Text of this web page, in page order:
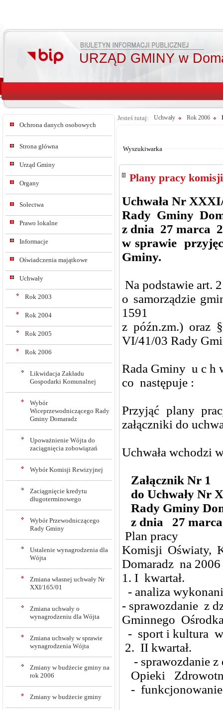
URZĄD GMINY w
Ochrona danych osobowych
Strona główna
Urząd Gminy
Organy
Sołectwa
Prawo lokalne
Informacje
Oświadczenia majątkowe
Uchwały
Rok 2003
Rok 2004
Rok 2005
Rok 2006
Likwidacja Zakładu
Gospodarki Komunalnej
Wybór
Wiceprzewodniczącego Rady
Gminy Domaradz
Upoważnienie Wójta do
zaciągnięcia zobowiązań
Wybór Komisji Rewizyjnej
Zaciągnięcie kredytu
długoterminowego
Wybór Przewodniczącego
Rady Gminy
Ustalenie wynagrodzenia dla
Wójta
Zmiana własnej uchwały Nr
XXI/165/01
Zmiana uchwały o
wynagrodzeniu dla Wójta
Zmiana uchwały w sprawie
wynagrodzenia Wójta
Zmiany w budżecie gminy na
rok 2006
Zmiany w budżecie gminy
Jesteś tutaj: Uchwały Rok 2006
Wyszukiwarka
Plany pracy
Uchwała Nr
Rady Gminy
z dnia 27 marca
w sprawie
Gminy.
Na podstawie art.
o samorządzie
1591
z późn.zm.) oraz
VI/41/03 Rady
Rada Gminy u c h
co następuje :
Przyjąć plany
załączniki do
Uchwała wchodzi
Załącznik Nr 1
do Uchwały Nr
Rady Gminy
z dnia 27
Plan pracy
Komisji Oświaty,
Domaradz na 2006
1. I kwartał.
- analiza
- sprawozdanie z
Gminnego
- sport i kultura
2. II kwartał.
- sprawozdanie z
Opieki
- funkcjonowanie